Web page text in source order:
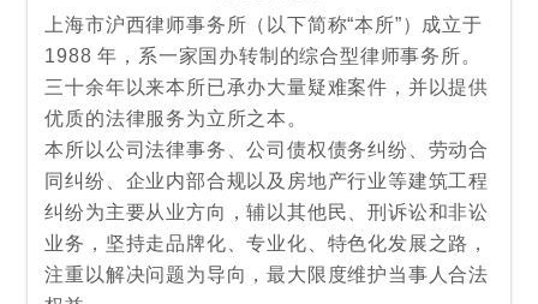
上海市沪西律师事务所（以下简称“本所”）成立于
1988 年，系一家国办转制的综合型律师事务所。
三十余年以来本所已承办大量疑难案件，并以提供
优质的法律服务为立所之本。
本所以公司法律事务、公司债权债务纠纷、劳动合
同纠纷、企业内部合规以及房地产行业等建筑工程
纠纷为主要从业方向，辅以其他民、刑诉讼和非讼
业务，坚持走品牌化、专业化、特色化发展之路，
注重以解决问题为导向，最大限度维护当事人合法